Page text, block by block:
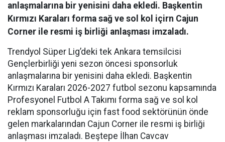
anlaşmalarına bir yenisini daha ekledi. Başkentin
Kırmızı Karaları forma sağ ve sol kol içirn Cajun
Corner ile resmi iş birliği anlaşması imzaladı.
Trendyol Süper Lig’deki tek Ankara temsilcisi
Gençlerbirliği yeni sezon öncesi sponsorluk
anlaşmalarına bir yenisini daha ekledi. Başkentin
Kırmızı Karaları 2026-2027 futbol sezonu kapsamında
Profesyonel Futbol A Takımı forma sağ ve sol kol
reklam sponsorluğu için fast food sektörünün önde
gelen markalarından Cajun Corner ile resmi iş birliği
anlaşması imzaladı. Beştepe İlhan Cavcav